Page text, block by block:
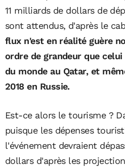
11 milliards de dollars de
sont attendus, d'après le
flux n'est en réalité guère
ordre de grandeur que
du monde au Qatar, et
2018 en Russie.
Est-ce alors le tourisme ?
puisque les dépenses
l'événement devraient
dollars d'après les